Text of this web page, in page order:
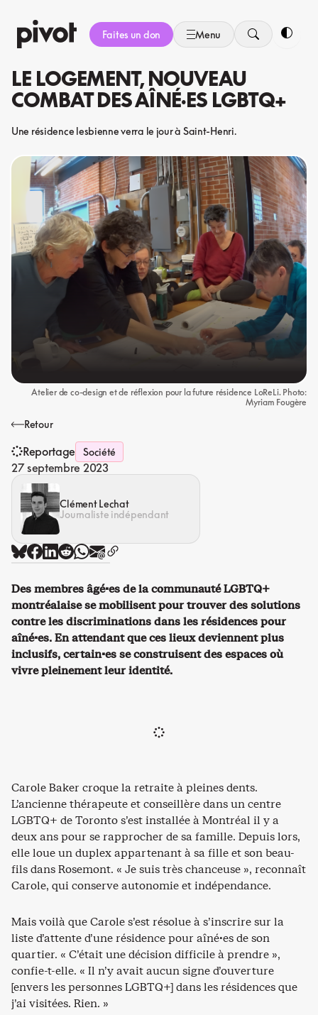
au
contenu
Faites un don Menu
LE LOGEMENT, NOUVEAU
COMBAT DES AÎNÉ·ES LGBTQ+
Une résidence lesbienne verra le jour à Saint-Henri.
Atelier de co-design et de réflexion pour la future résidence LoReLi. Photo:
Myriam Fougère
Retour
Reportage Société
27 septembre 2023
Clément Lechat
Journaliste indépendant
Des membres âgé·es de la communauté LGBTQ+
montréalaise se mobilisent pour trouver des solutions
contre les discriminations dans les résidences pour
aîné·es. En attendant que ces lieux deviennent plus
inclusifs, certain·es se construisent des espaces où
vivre pleinement leur identité.
Carole Baker croque la retraite à pleines dents.
L’ancienne thérapeute et conseillère dans un centre
LGBTQ+ de Toronto s’est installée à Montréal il y a
deux ans pour se rapprocher de sa famille. Depuis lors,
elle loue un duplex appartenant à sa fille et son beau-
fils dans Rosemont. « Je suis très chanceuse », reconnaît
Carole, qui conserve autonomie et indépendance.
Mais voilà que Carole s’est résolue à s’inscrire sur la
liste d’attente d’une résidence pour aîné·es de son
quartier. « C’était une décision difficile à prendre »,
confie-t-elle. « Il n’y avait aucun signe d’ouverture
[envers les personnes LGBTQ+] dans les résidences que
j’ai visitées. Rien. »